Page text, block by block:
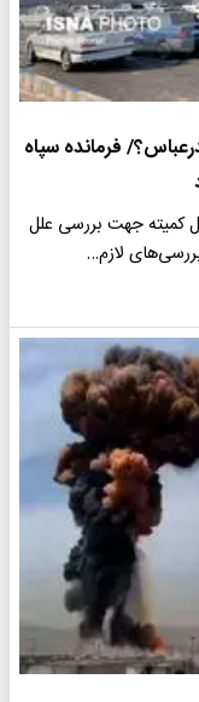
فرمانده سپاه
کمیته‌ جهت بررسی علل
لازم…